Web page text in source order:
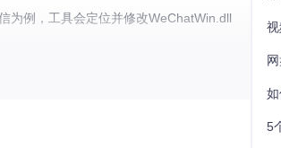
为例，工具会定位并修改WeChatWin.dll